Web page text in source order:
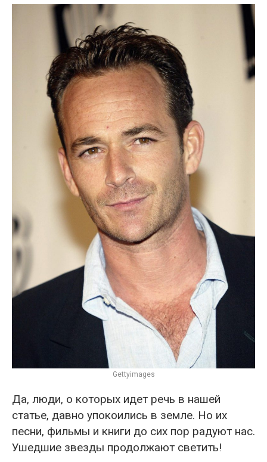
Gettyimages
Да, люди, о которых идет речь в нашей
статье, давно упокоились в земле. Но их
песни, фильмы и книги до сих пор радуют нас.
Ушедшие звезды продолжают светить!